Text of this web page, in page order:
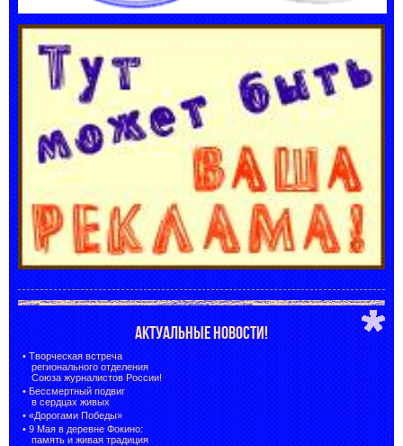
АКТУАЛЬНЫЕ НОВОСТИ!
• Творческая встреча
регионального отделения
Союза журналистов России!
• Бессмертный подвиг
в сердцах живых
• «Дорогами Победы»
• 9 Мая в деревне Фокино:
память и живая традиция